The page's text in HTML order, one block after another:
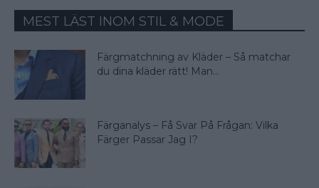
MEST LÄST INOM STIL & MODE
Färgmatchning av Kläder – Så matchar
du dina kläder rätt! Man...
Färganalys – Få Svar På Frågan: Vilka
Färger Passar Jag I?